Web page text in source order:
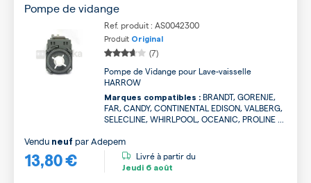
Pompe de vidange
Ref. produit : AS0042300
Produit Original
(7)
Pompe de Vidange pour Lave-vaisselle
HARROW
Marques compatibles : BRANDT, GORENJE,
FAR, CANDY, CONTINENTAL EDISON, VALBERG,
SELECLINE, WHIRLPOOL, OCEANIC, PROLINE ...
13,80 €
Vendu neuf parAdepem
Livré à partir du
Jeudi 6 août